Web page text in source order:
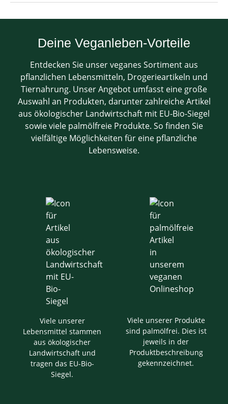
Deine Veganleben-Vorteile
Entdecken Sie unser veganes Sortiment aus
pflanzlichen Lebensmitteln, Drogerieartikeln und
Tiernahrung. Unser Angebot umfasst eine große
Auswahl an Produkten, darunter zahlreiche Artikel
aus ökologischer Landwirtschaft mit EU-Bio-Siegel
sowie viele palmölfreie Produkte. So finden Sie
vielfältige Möglichkeiten für eine pflanzliche
Lebensweise.
Viele unserer
Lebensmittel stammen
aus ökologischer
Landwirtschaft und
tragen das EU-Bio-
Siegel.
Viele unserer Produkte
sind palmölfrei. Dies ist
jeweils in der
Produktbeschreibung
gekennzeichnet.